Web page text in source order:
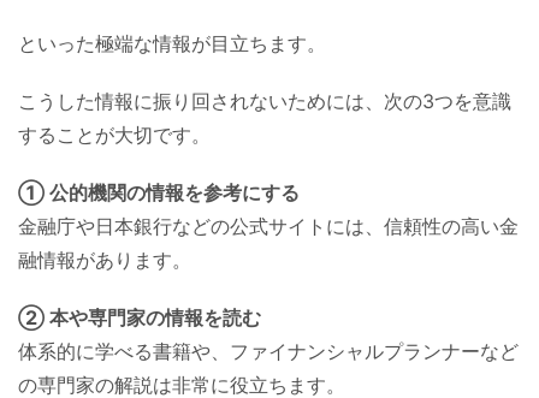
といった極端な情報が目立ちます。
こうした情報に振り回されないためには、次の3つを意識
することが大切です。
① 公的機関の情報を参考にする
金融庁や日本銀行などの公式サイトには、信頼性の高い金
融情報があります。
② 本や専門家の情報を読む
体系的に学べる書籍や、ファイナンシャルプランナーなど
の専門家の解説は非常に役立ちます。